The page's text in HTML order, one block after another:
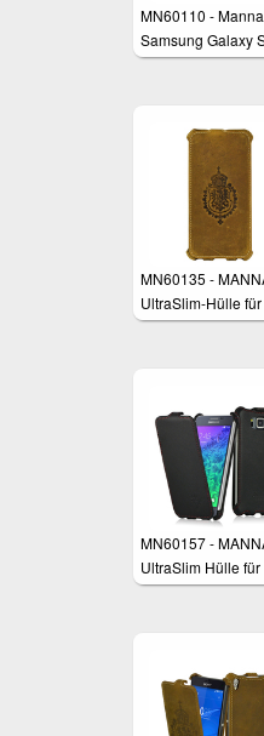
MN60110 - Manna
Samsung Galaxy
Schutzhülle
MN60135 -
UltraSlim-Hülle für
iPhone 6 Plus mit
MN60157 -
UltraSlim Hülle für
Samsung Galaxy